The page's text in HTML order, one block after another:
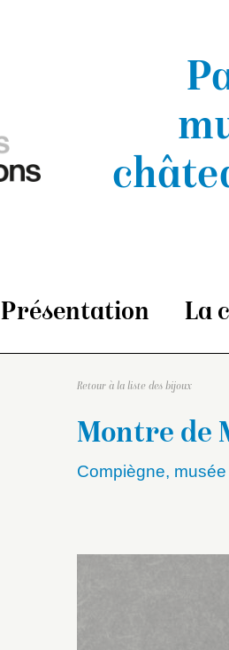
Présentation La
Retour à la liste des bijoux
Montre de
Compiègne,